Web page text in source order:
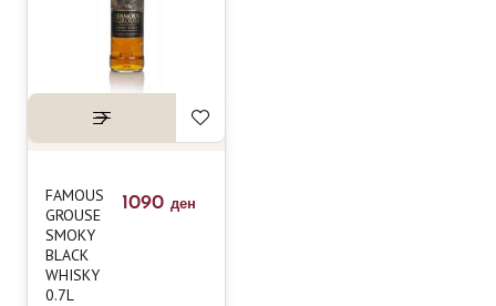
FAMOUS
GROUSE
SMOKY
BLACK
WHISKY
0.7L
1090 ден